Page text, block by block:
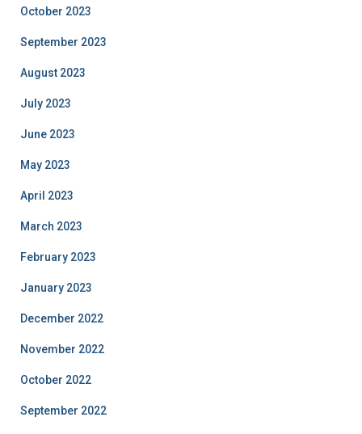
October 2023
September 2023
August 2023
July 2023
June 2023
May 2023
April 2023
March 2023
February 2023
January 2023
December 2022
November 2022
October 2022
September 2022